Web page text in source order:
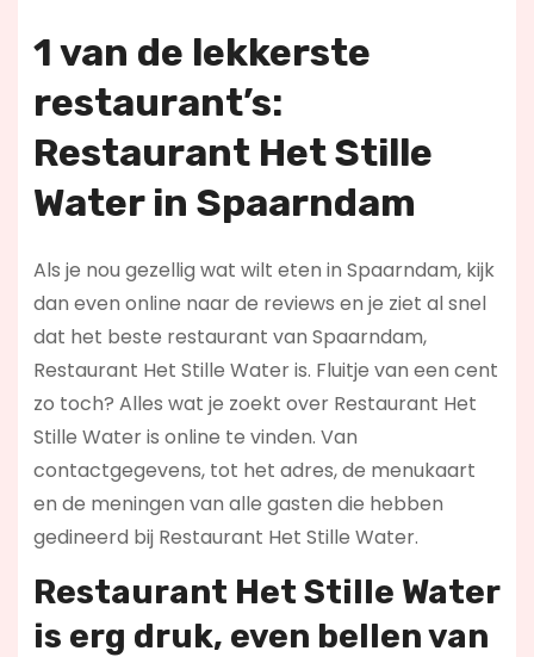
1 van de lekkerste
restaurant’s:
Restaurant Het Stille
Water in Spaarndam
Als je nou gezellig wat wilt eten in Spaarndam, kijk
dan even online naar de reviews en je ziet al snel
dat het beste restaurant van Spaarndam,
Restaurant Het Stille Water is. Fluitje van een cent
zo toch? Alles wat je zoekt over Restaurant Het
Stille Water is online te vinden. Van
contactgegevens, tot het adres, de menukaart
en de meningen van alle gasten die hebben
gedineerd bij Restaurant Het Stille Water.
Restaurant Het Stille Water
is erg druk, even bellen van